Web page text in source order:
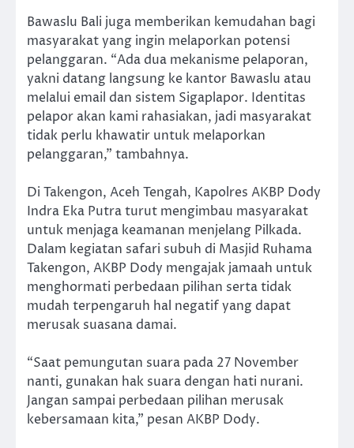
Bawaslu Bali juga memberikan kemudahan bagi
masyarakat yang ingin melaporkan potensi
pelanggaran. “Ada dua mekanisme pelaporan,
yakni datang langsung ke kantor Bawaslu atau
melalui email dan sistem Sigaplapor. Identitas
pelapor akan kami rahasiakan, jadi masyarakat
tidak perlu khawatir untuk melaporkan
pelanggaran,” tambahnya.
Di Takengon, Aceh Tengah, Kapolres AKBP Dody
Indra Eka Putra turut mengimbau masyarakat
untuk menjaga keamanan menjelang Pilkada.
Dalam kegiatan safari subuh di Masjid Ruhama
Takengon, AKBP Dody mengajak jamaah untuk
menghormati perbedaan pilihan serta tidak
mudah terpengaruh hal negatif yang dapat
merusak suasana damai.
“Saat pemungutan suara pada 27 November
nanti, gunakan hak suara dengan hati nurani.
Jangan sampai perbedaan pilihan merusak
kebersamaan kita,” pesan AKBP Dody.